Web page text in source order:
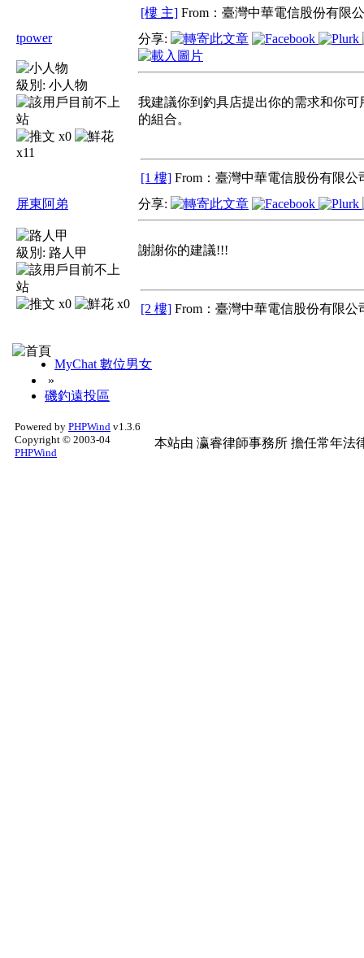
[樓 主] From：臺灣中華電信股份有限
tpower
級別: 小人物
x0
x11
分享:
我建議你到釣具店提出你的需求和你
的組合。
[1 樓] From：臺灣中華電信股份有限公
屏東阿弟
級別: 路人甲
x0 x0
分享:
謝謝你的建議!!!
[2 樓] From：臺灣中華電信股份有限公
MyChat 數位男女
»
磯釣遠投區
Powered by PHPWind v1.3.6
Copyright © 2003-04
PHPWind
本站由 瀛睿律師事務所 擔任常年法